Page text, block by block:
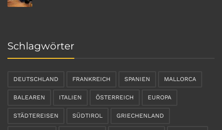
Schlagwörter
DEUTSCHLAND FRANKREICH SPANIEN MALLORCA
BALEAREN ITALIEN ÖSTERREICH EUROPA
STÄDTEREISEN SÜDTIROL GRIECHENLAND